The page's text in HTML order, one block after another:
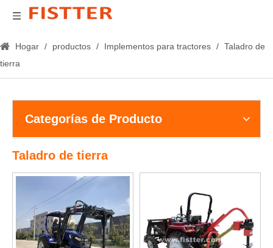
Hogar / productos / Implementos para tractores / Taladro de
tierra
Categorías de Producto
Taladro de tierra